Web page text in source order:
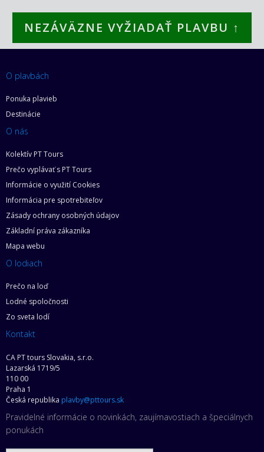
NEZÁVÄZNE VYŽIADAŤ PLAVBU ↑
O plavbách
Ponuka plavieb
Destinácie
O nás
Kolektív PT Tours
Prečo vyplávať s PT Tours
Informácie o využití Cookies
Informácia pre spotrebiteľov
Zásady ochrany osobných údajov
Základní práva zákazníka
Mapa webu
O lodiach
Prečo na loď
Lodné spoločnosti
Zo sveta lodí
Kontakt
CA PT tours Slovakia, s.r.o.
Lazarská 1719/5
110 00
Praha 1
Česká republika plavby@pttours.sk
Pravidelné informácie o novinkách, zaujímavostiach a špeciálnych
ponukách